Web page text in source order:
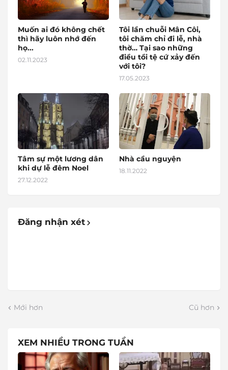
Muốn ai đó không chết
thì hãy luôn nhớ đến
họ...
02.11.2023
Tôi lần chuỗi Mân Côi,
tôi chăm chỉ đi lễ, nhà
thờ… Tại sao những
điều tồi tệ cứ xảy đến
với tôi?
17.05.2023
Tâm sự một lương dân
khi dự lễ đêm Noel
27.12.2022
Nhà cầu nguyện
18.11.2022
Đăng nhận xét
Mới hơn Cũ hơn
XEM NHIỀU TRONG TUẦN